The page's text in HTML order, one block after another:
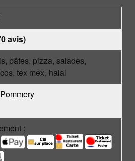
avis)
pâtes, pizza, salades,
tex mex, halal
: